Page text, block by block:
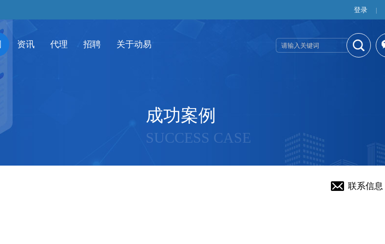
登录
资讯 代理 招聘 关于动易
成功案例
SUCCESS CASE
联系信息